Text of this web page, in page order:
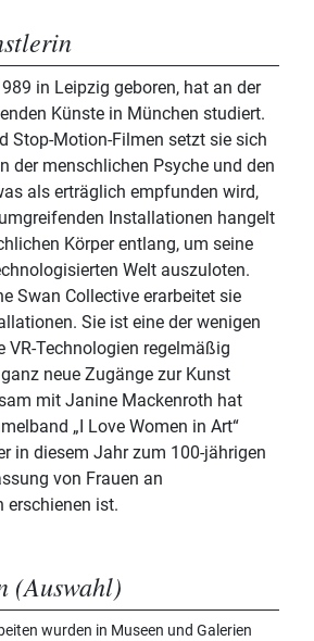
in Leipzig geboren, hat an der
Künste in München studiert.
Stop-Motion-Filmen setzt sie sich
der menschlichen Psyche und den
als erträglich empfunden wird,
Installationen hangelt
Körper entlang, um seine
Welt auszuloten.
Swan Collective erarbeitet sie
Sie ist eine der wenigen
VR-Technologien regelmäßig
neue Zugänge zur Kunst
mit Janine Mackenroth hat
„I Love Women in Art“
in diesem Jahr zum 100-jährigen
von Frauen an
erschienen ist.
(Auswahl)
wurden in Museen und Galerien